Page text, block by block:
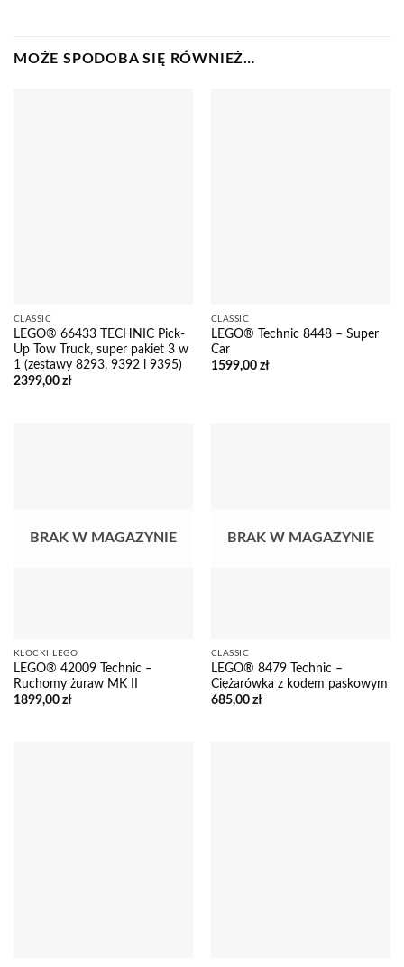
MOŻE SPODOBA SIĘ RÓWNIEŻ…
CLASSIC
LEGO® 66433 TECHNIC Pick-
Up Tow Truck, super pakiet 3 w
1 (zestawy 8293, 9392 i 9395)
2399,00 zł
CLASSIC
LEGO® Technic 8448 – Super
Car
1599,00 zł
BRAK W MAGAZYNIE
KLOCKI LEGO
LEGO® 42009 Technic –
Ruchomy żuraw MK II
1899,00 zł
BRAK W MAGAZYNIE
CLASSIC
LEGO® 8479 Technic –
Ciężarówka z kodem paskowym
685,00 zł